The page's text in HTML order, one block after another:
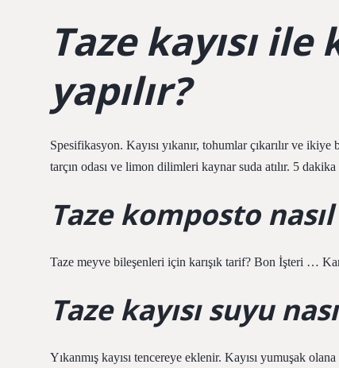
Taze kayısı
yapılır?
Spesifikasyon. Kayısı yıkanır, tohumlar çıkarılır ve
tarçın odası ve limon dilimleri kaynar suda atılır. 5
Taze komposto nasıl
Taze meyve bileşenleri için karışık tarif? Bon İşteri …
Taze kayısı suyu
Yıkanmış kayısı tencereye eklenir. Kayısı yumuşak